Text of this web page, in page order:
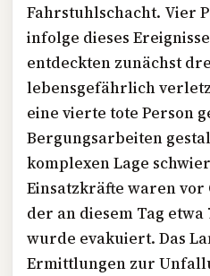
Fahrstuhlschacht. Vier
infolge dieses
entdeckten zunächst
lebensgefährlich
eine vierte tote Person
Bergungsarbeiten
komplexen Lage
Einsatzkräfte waren
der an diesem Tag
wurde evakuiert. Das
Ermittlungen zur